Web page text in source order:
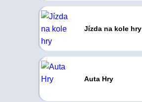
Jízda na kole hry
Auta Hry